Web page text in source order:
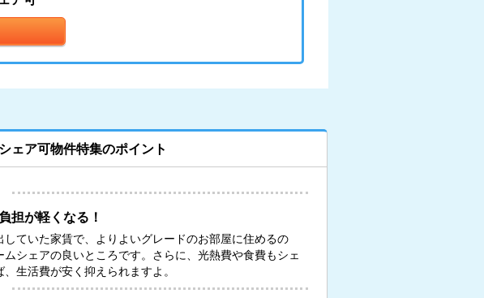
ェア可物件特集のポイント
担が軽くなる！
していた家賃で、よりよいグレードのお部屋に住めるの
ムシェアの良いところです。さらに、光熱費や食費もシェ
、生活費が安く抑えられますよ。